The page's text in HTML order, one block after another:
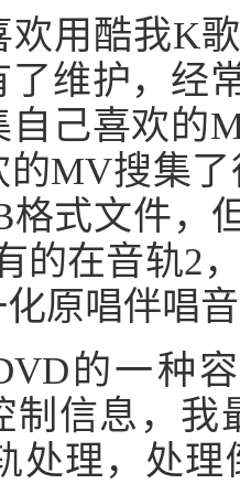
酷我K歌
了维护，经
自己喜欢的
的MV搜集
格式文件，
的在音轨2
原唱伴唱
的一种容
制信息，我
处理，处